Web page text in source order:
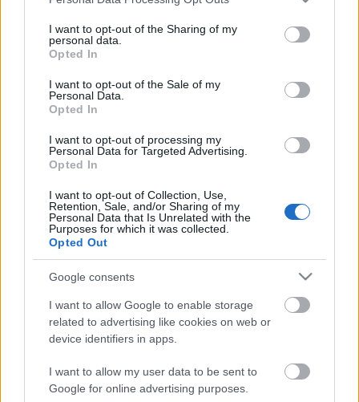
not limited to your visit or usage behaviour. You may click to
grant or deny consent to Google and its third-party tags to
use your data for below specified purposes in below Google
consent section.
I want to opt-out of the Sharing of my
personal data.
Opted In
I want to opt-out of the Sale of my
Personal Data.
Opted In
I want to opt-out of processing my
Personal Data for Targeted Advertising.
Opted In
I want to opt-out of Collection, Use,
Retention, Sale, and/or Sharing of my
Personal Data that Is Unrelated with the
Purposes for which it was collected.
Opted Out
Google consents
I want to allow Google to enable storage
related to advertising like cookies on web or
device identifiers in apps.
I want to allow my user data to be sent to
Google for online advertising purposes.
kígyót ábrázolt, amely lenyel egy állatot. Íme a rajz
másolata. Ez a felirat volt a könyvben: "A boa
prédáját egészben,…
Megalakult a Független
Diákparlament
2014. november 17.
november 15-én, Budapesten a Kürt Gimnáziumban
18:30-kor sikeresen lezárult a Független
Diákparlament alakuló plenáris ülése. Ezzel a
történelmileg is legjobb magyar diákhagyományok
2015.…
LibreOffice 4.3
Megjelent a teljesen ISO OpenDocument Formátum -